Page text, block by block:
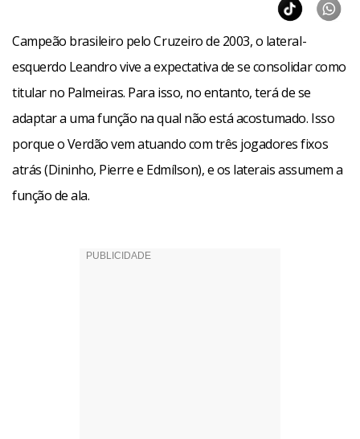
Campeão brasileiro pelo Cruzeiro de 2003, o lateral-
esquerdo Leandro vive a expectativa de se consolidar como
titular no Palmeiras. Para isso, no entanto, terá de se
adaptar a uma função na qual não está acostumado. Isso
porque o Verdão vem atuando com três jogadores fixos
atrás (Dininho, Pierre e Edmílson), e os laterais assumem a
função de ala.